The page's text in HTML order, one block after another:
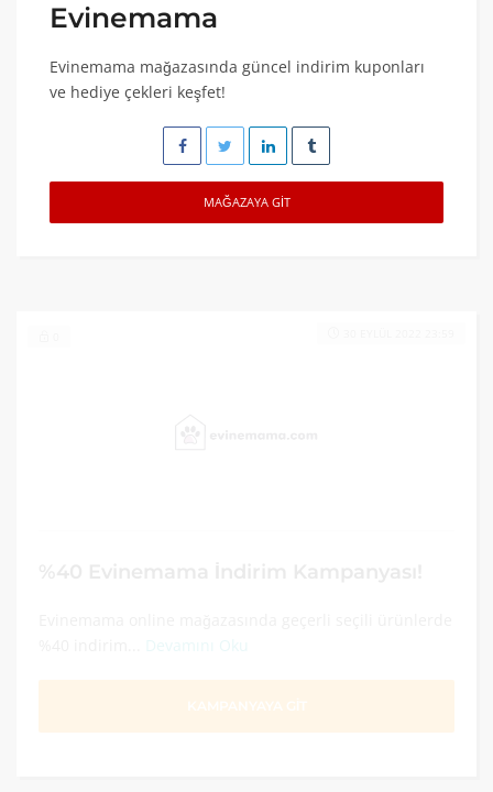
Evinemama
Evinemama mağazasında güncel indirim kuponları
ve hediye çekleri keşfet!
MAĞAZAYA GIT